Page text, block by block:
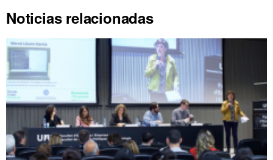
Noticias relacionadas